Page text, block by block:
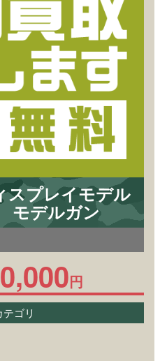
スプレイモデル
モデルガン
円
ゴリ